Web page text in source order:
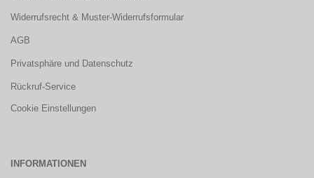
Widerrufsrecht & Muster-Widerrufsformular
AGB
Privatsphäre und Datenschutz
Rückruf-Service
Cookie Einstellungen
INFORMATIONEN